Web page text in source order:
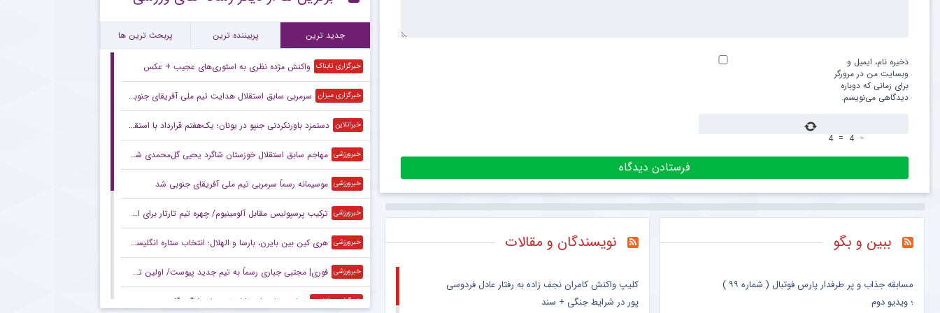
ذخیره نام، ایمیل و
وبسایت من در مرورگر
برای زمانی که دوباره
دیدگاهی می‌نویسم.
−
4
=
4
ببین و بگو
مسابقه جذاب و پر طرفدار پارس فوتبال ( شماره ۹۹ )
؛ ویدیو دوم
نویسندگان و مقالات
کلیپ واکنش کامران نجف زاده به رفتار عادل فردوسی
پور در شرایط جنگی + سند
۱۱:۳۸ واکنش تند مدیرعامل سابق استقلال به مدیریت فعلی این باشگاه
جدید ترین پربیننده ترین پربحث ترین ها
خبرگزاری تابناک واکنش مژده نظری به استوری‌های عجیب + عکس
خبرگزاری میزان سرمربی سابق استقلال هدایت تیم ملی آفریقای جنوبی را بر عهده گرفت
خبرانلاین دستمزد باورنکردنی جنپو در یونان؛ یک‌هفتم قرارداد با استقلال!
خبرورزشی مهاجم سابق استقلال خوزستان شاگرد یحیی گل‌محمدی شد +عکس
خبرورزشی موسیمانه رسماً سرمربی تیم ملی آفریقای جنوبی شد
خبرورزشی ترکیب پرسپولیس مقابل آلومینیوم/ چهره تیم تارتار برای استقبال از لیگ برتر +عکس
خبرورزشی هری کین بین بایرن، بارسا و الهلال؛ انتخاب ستاره انگلیسی مشخص شد
خبرورزشی فوری| مجتبی جباری رسماً به تیم جدید پیوست/ اولین تصویر از مقصد هشت شاکی +عکس
خبرگزاری دانشجو مهاجم سابق استقلال خوزستان شاگرد گل محمدی در دهوک عراق شد